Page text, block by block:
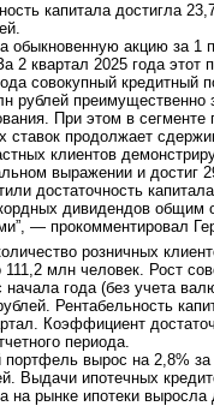
капитала достигла
обыкновенную акцию за 1
2 квартал 2025 года этот
совокупный
рублей преимущественно
При этом в сегменте
ставок продолжает
клиентов
выражении и достиг
достаточность
дивидендов
— прокомментировал
розничных
млн человек. Рост
года (без учета
Рентабельность
Коэффициент
периода.
портфель вырос на 2,8%
Выдачи ипотечных
на рынке ипотеки выросла